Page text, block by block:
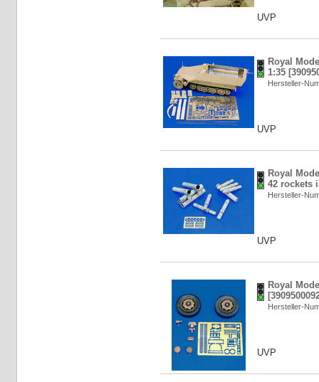
UVP
Royal
1:35
Hersteller-
UVP
Royal
42 rockets
Hersteller-
UVP
Royal
Hersteller-
UVP